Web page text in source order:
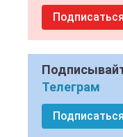
Подписаться
Телеграм
Подписаться